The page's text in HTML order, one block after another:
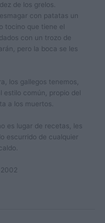
de los grelos.
con patatas un
tocino que tiene el
con un trozo de
pero la boca se les
los gallegos tenemos,
estilo común, propio del
a los muertos.
es lugar de recetas, les
escurrido de cualquier